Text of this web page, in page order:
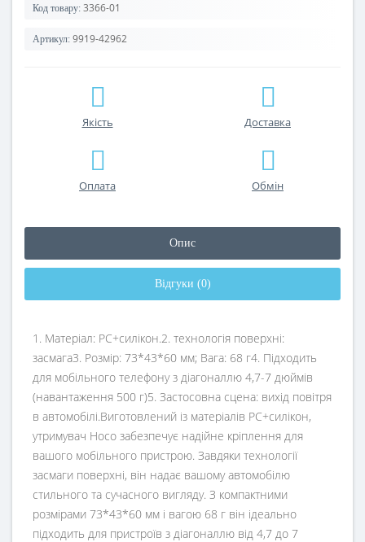
Код товару: 3366-01
Артикул: 9919-42962
Якість Доставка
Оплата Обмін
Опис
Відгуки (0)
1. Матеріал: PC+силікон.2. технологія поверхні:
засмага3. Розмір: 73*43*60 мм; Вага: 68 г4. Підходить
для мобільного телефону з діагоналлю 4,7-7 дюймів
(навантаження 500 г)5. Застосовна сцена: вихід повітря
в автомобілі.Виготовлений із матеріалів PC+силікон,
утримувач Hoco забезпечує надійне кріплення для
вашого мобільного пристрою. Завдяки технології
засмаги поверхні, він надає вашому автомобілю
стильного та сучасного вигляду. З компактними
розмірами 73*43*60 мм і вагою 68 г він ідеально
підходить для пристроїв з діагоналлю від 4,7 до 7